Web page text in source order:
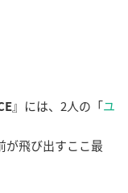
』には、2人の「ユ
が飛び出すここ最